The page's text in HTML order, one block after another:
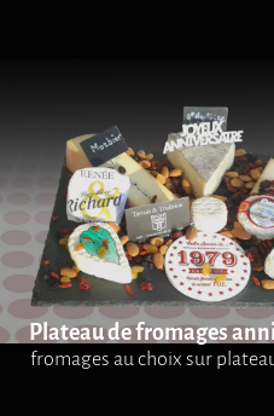
Plateau de fromages
fromages au choix sur